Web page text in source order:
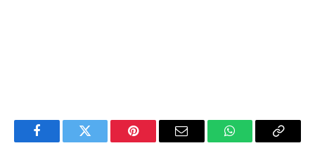
FacebookTwitter Pinterest Email WhatsAppCopiar